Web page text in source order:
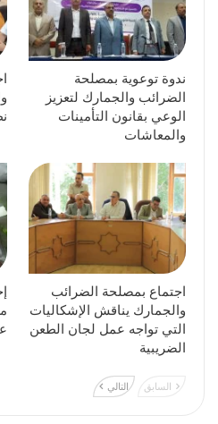
ندوة توعوية بمصلحة
الضرائب والجمارك لتعزيز
الوعي بقانون التأمينات
والمعاشات
اجتماع بمصلحة الضرائب
والجمارك يناقش الإشكاليات
التي تواجه عمل لجان الطعن
الضريبية
السابق التالي